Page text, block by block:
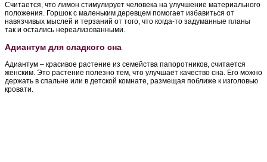
Считается, что лимон стимулирует человека на улучшение материального
положения. Горшок с маленьким деревцем помогает избавиться от
навязчивых мыслей и терзаний от того, что когда-то задуманные планы
так и остались нереализованными.
Адиантум для сладкого сна
Адиантум – красивое растение из семейства папоротников, считается
женским. Это растение полезно тем, что улучшает качество сна. Его можно
держать в спальне или в детской комнате, размещая поближе к изголовью
кровати.